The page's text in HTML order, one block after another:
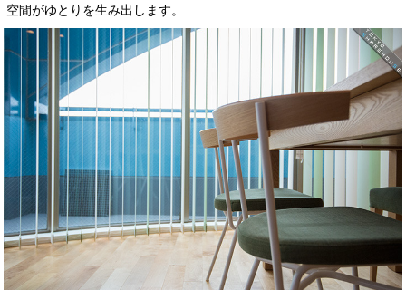
空間がゆとりを生み出します。